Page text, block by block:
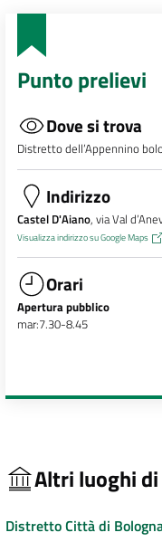
Punto prelievi
Dove si trova
Distretto dell’Appennino
Indirizzo
Castel D'Aiano, via Val
Visualizza indirizzo su Google Maps
Orari
Apertura pubblico
mar:7.30-8.45
Altri luoghi
Distretto Città di